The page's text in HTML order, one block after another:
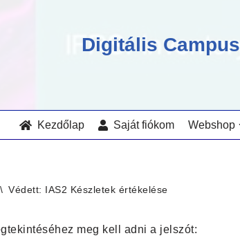
Digitális Campus
Kezdőlap Saját fiókom Webshop
\ Védett: IAS2 Készletek értékelése
meg kell adni a jelszót: